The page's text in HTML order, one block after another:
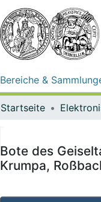
Bereiche &
Startseite
Bote des
Krumpa,